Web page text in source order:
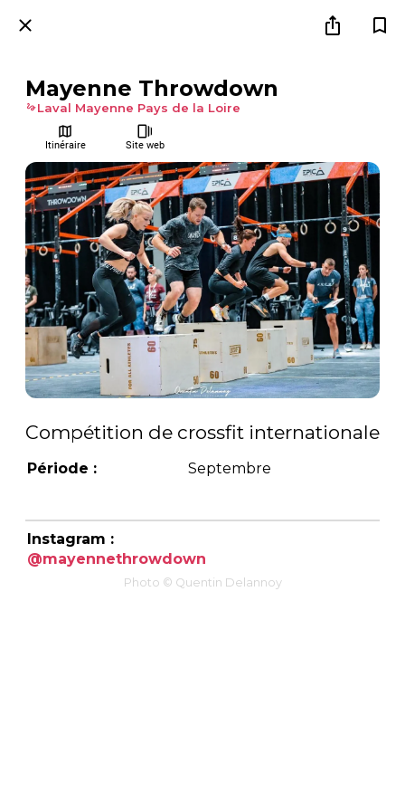
Mayenne Throwdown
Laval Mayenne Pays de la Loire
Itinéraire Site web
Compétition de crossfit internationale
Période : Septembre
Instagram :
@mayennethrowdown
Photo © Quentin Delannoy